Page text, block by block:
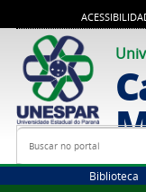
Busca
Biblioteca